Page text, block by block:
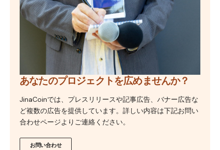
あなたのプロジェクトを広めませんか？
JinaCoinでは、プレスリリースや記事広告、バナー広告な
ど複数の広告を提供しています。詳しい内容は下記お問い
合わせページよりご連絡ください。
お問い合わせ